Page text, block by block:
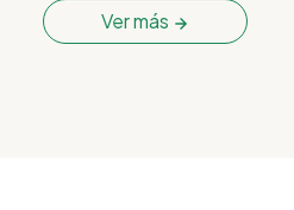
Ver más